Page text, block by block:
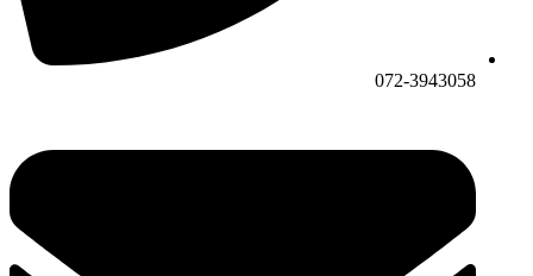
072-3943058